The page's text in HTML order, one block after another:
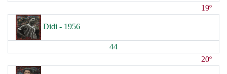
19º
Didi - 1956
44
20º